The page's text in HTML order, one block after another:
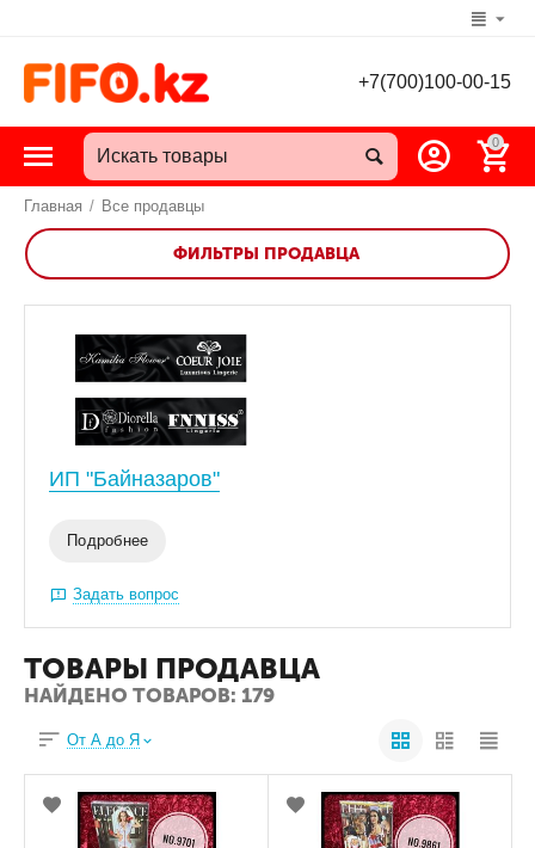
+7(700)100-00-15
0
Главная / Все продавцы
ФИЛЬТРЫ ПРОДАВЦА
ТОВАРЫ ПРОДАВЦА
НАЙДЕНО ТОВАРОВ: 179
От А до Я
ИП "Байназаров"
Подробнее
Задать вопрос